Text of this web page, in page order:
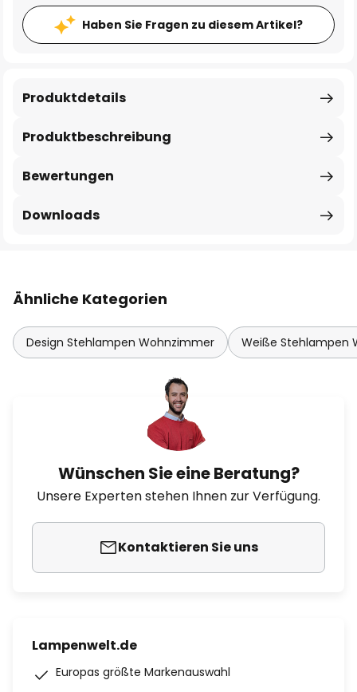
Haben Sie Fragen zu diesem Artikel?
Produktbeschreibung
Produktdetails
Bewertungen
Downloads
Ähnliche Kategorien
Design Stehlampen Wohnzimmer Weiße Stehlampen
Wünschen Sie eine Beratung?
Unsere Experten stehen Ihnen zur Verfügung.
Kontaktieren Sie uns
Lampenwelt.de
Europas größte Markenauswahl